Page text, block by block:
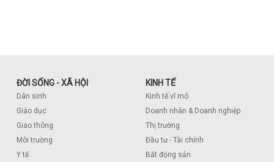
ĐỜI SỐNG - XÃ HỘI
Dân sinh
Giáo dục
Giao thông
Môi trường
Y tế
KINH TẾ
Kinh tế vĩ mô
Doanh nhân & Doanh nghiệp
Thị trường
Đầu tư - Tài chính
Bất động sản